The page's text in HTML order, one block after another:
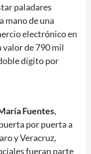
paladares
mano de una
electrónico en
valor de 790 mil
dígito por
Fuentes,
por puerta a
y Veracruz,
fueran parte